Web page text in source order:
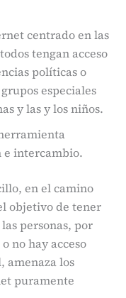
centrado en las
tengan acceso
políticas o
especiales
y las y los niños.
e intercambio.
en el camino
objetivo de tener
personas, por
no hay acceso
amenaza los
puramente